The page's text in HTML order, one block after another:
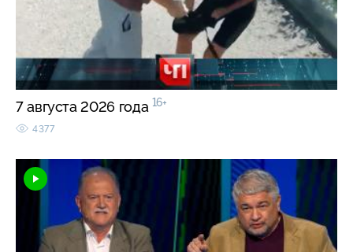
7 августа 2026 года 16+
4377